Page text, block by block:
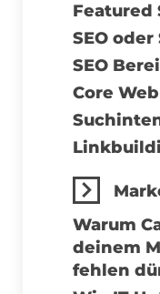
Featured
SEO oder
SEO
Core
Warum
deinem
fehlen